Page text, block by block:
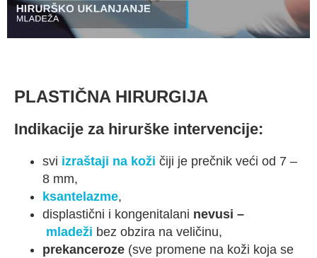
PLASTIČNA HIRURGIJA
Indikacije za hirurške intervencije:
svi izraštaji na koži čiji je prečnik veći od 7 –
8 mm,
ksantelazme,
displastični i kongenitalani nevusi –
mladeži bez obzira na veličinu,
prekanceroze (sve promene na koži koja se